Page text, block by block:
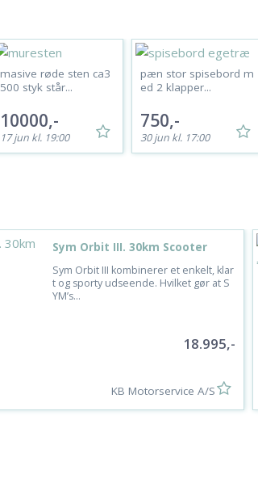
masive røde sten ca3
500 styk står...
10000,-
17 jun kl. 19:00
pæn stor spisebord m
ed 2 klapper...
750,-
30 jun kl. 17:00
Sym Orbit III. 30km Scooter
Sym Orbit III kombinerer et enkelt, klar
t og sporty udseende. Hvilket gør at S
YM’s...
18.995,-
KB Motorservice A/S